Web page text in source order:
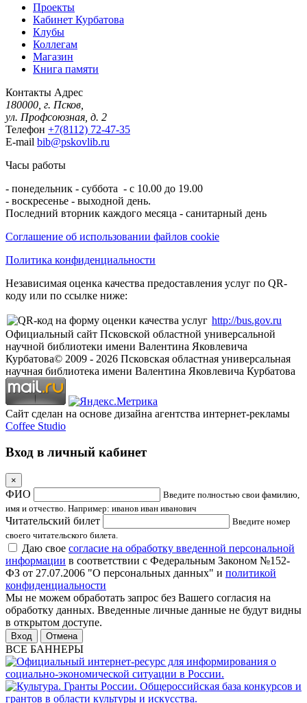
Проекты
Кабинет Курбатова
Клубы
Коллегам
Магазин
Книга памяти
Контакты Адрес
180000, г. Псков,
ул. Профсоюзная, д. 2
Телефон +7(8112) 72-47-35
E-mail bib@pskovlib.ru
Часы работы
- понедельник - суббота - с 10.00 до 19.00
- воскресенье - выходной день.
Последний вторник каждого месяца - санитарный день
Соглашение об использовании файлов cookie
Политика конфиденциальности
Независимая оценка качества предоставления услуг по QR-
коду или по ссылке ниже:
http://bus.gov.ru
Официальный сайт Псковской областной универсальной
научной библиотеки имени Валентина Яковлевича
Курбатова© 2009 - 2026 Псковская областная универсальная
научная библиотека имени Валентина Яковлевича Курбатова
Сайт сделан на основе дизайна агентства интернет-рекламы
Coffee Studio
Вход в личный кабинет
×
ФИО
Введите полностью свои фамилию,
имя и отчество. Например: иванов иван иванович
Читательский билет
Введите номер
своего читательского билета.
Даю свое согласие на обработку введенной персональной
информации в соответствии с Федеральным Законом №152-
ФЗ от 27.07.2006 "О персональных данных" и политикой
конфиденциальности
Мы не можем обработать запрос без Вашего согласия на
обработку данных. Введенные личные данные не будут видны
в открытом доступе.
Отмена
ВСЕ БАННЕРЫ